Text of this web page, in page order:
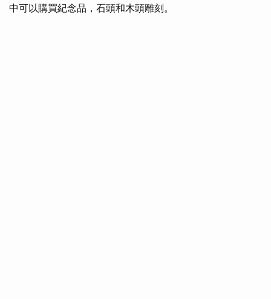
中可以購買紀念品，石頭和木頭雕刻。